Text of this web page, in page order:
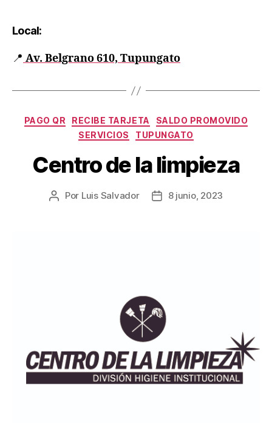
Local:
📍 Av. Belgrano 610, Tupungato
PAGO QR RECIBE TARJETA
SALDO PROMOVIDO
SERVICIOS
TUPUNGATO
Centro de la limpieza
Por Luis Salvador 8 junio, 2023